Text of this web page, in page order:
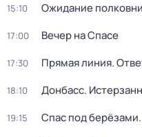
15:10 Ожидание
17:00 Вечер на Спасе
17:30 Прямая линия.
18:10 Донбасс.
19:15 Спас под берёзами